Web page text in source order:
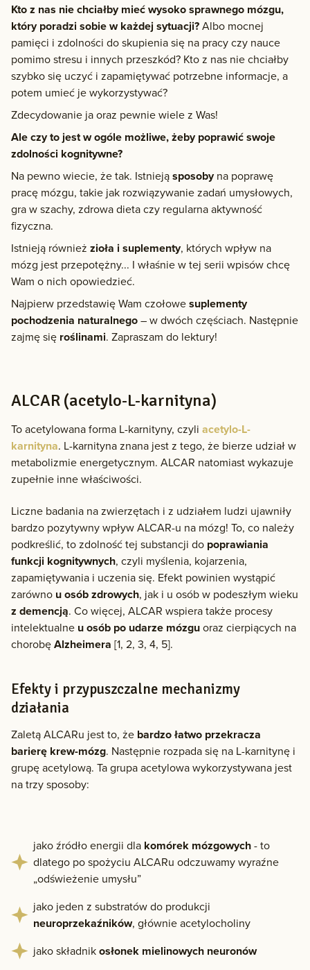
Kto z nas nie chciałby mieć wysoko sprawnego mózgu,
który poradzi sobie w każdej sytuacji?Albo mocnej
pamięci i zdolności do skupienia się na pracy czy nauce
pomimo stresu i innych przeszkód? Kto z nas nie chciałby
szybko się uczyć i zapamiętywać potrzebne informacje, a
potem umieć je wykorzystywać?
Zdecydowanie ja oraz pewnie wiele z Was!
Ale czy to jest w ogóle możliwe, żeby poprawić swoje
zdolności kognitywne?
Na pewno wiecie, że tak. Istniejąsposobyna poprawę
pracę mózgu, takie jak rozwiązywanie zadań umysłowych,
gra w szachy, zdrowa dieta czy regularna aktywność
fizyczna.
Istnieją również zioła i suplementy, których wpływ na
mózg jest przepotężny... I właśnie w tej serii wpisów chcę
Wam o nich opowiedzieć.
Najpierw przedstawię Wam czołowesuplementy
pochodzenia naturalnego– w dwóch częściach. Następnie
zajmę się roślinami. Zapraszam do lektury!
ALCAR (acetylo-L-karnityna)
To acetylowana forma L-karnityny, czyli acetylo-L-
karnityna. L-karnityna znana jest z tego, że bierze udział w
metabolizmie energetycznym. ALCAR natomiast wykazuje
zupełnie inne właściwości.
Liczne badania na zwierzętach i z udziałem ludzi ujawniły
bardzo pozytywny wpływ ALCAR-u na mózg! To, co należy
podkreślić, to zdolność tej substancji do poprawiania
funkcji kognitywnych, czyli myślenia, kojarzenia,
zapamiętywania i uczenia się. Efekt powinien wystąpić
zarówno u osób zdrowych, jak i u osób w podeszłym wieku
z demencją. Co więcej, ALCAR wspiera także procesy
intelektualne u osób po udarze mózguoraz cierpiących na
chorobęAlzheimera [1, 2, 3, 4, 5].
Efekty i przypuszczalne mechanizmy
działania
Zaletą ALCARu jest to, że bardzo łatwo przekracza
barierę krew-mózg. Następnie rozpada się na L-karnitynę i
grupę acetylową. Ta grupa acetylowa wykorzystywana jest
na trzy sposoby:
jako źródło energii dla komórek mózgowych- to
dlatego po spożyciu ALCARu odczuwamy wyraźne
„odświeżenie umysłu”
jako jeden z substratów do produkcji
neuroprzekaźników, głównie acetylocholiny
jako składnikosłonek mielinowych neuronów